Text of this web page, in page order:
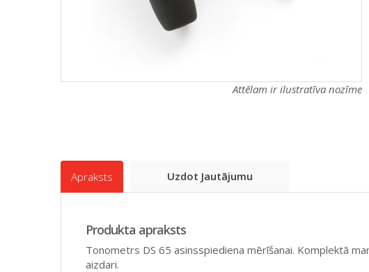
Attēlam ir ilustratīva nozīme
Apraksts Uzdot Jautājumu
Produkta apraksts
Tonometrs DS 65 asinsspiediena mērīšanai. Komplektā
aizdari.